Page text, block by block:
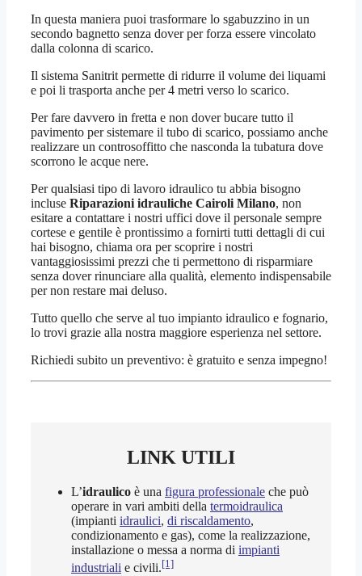
In questa maniera puoi trasformare lo sgabuzzino in un
secondo bagnetto senza dover per forza essere vincolato
dalla colonna di scarico.
Il sistema Sanitrit permette di ridurre il volume dei liquami
e poi li trasporta anche per 4 metri verso lo scarico.
Per fare davvero in fretta e non dover bucare tutto il
pavimento per sistemare il tubo di scarico, possiamo anche
realizzare un controsoffitto che nasconda la tubatura dove
scorrono le acque nere.
Per qualsiasi tipo di lavoro idraulico tu abbia bisogno
incluse Riparazioni idrauliche Cairoli Milano, non
esitare a contattare i nostri uffici dove il personale sempre
cortese e gentile è prontissimo a fornirti tutti dettagli di cui
hai bisogno, chiama ora per scoprire i nostri
vantaggiosissimi prezzi che ti permettono di risparmiare
senza dover rinunciare alla qualità, elemento indispensabile
per non restare mai deluso.
Tutto quello che serve al tuo impianto idraulico e fognario,
lo trovi grazie alla nostra maggiore esperienza nel settore.
Richiedi subito un preventivo: è gratuito e senza impegno!
LINK UTILI
L’idraulico è una figura professionale che può
operare in vari ambiti della termoidraulica
(impianti idraulici, di riscaldamento,
condizionamento e gas), come la realizzazione,
installazione o messa a norma di impianti
industriali e civili.[1]